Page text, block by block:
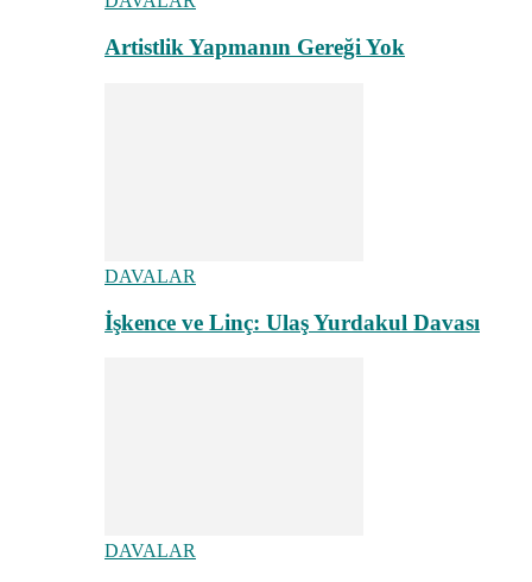
Artistlik Yapmanın Gereği Yok
DAVALAR
İşkence ve Linç: Ulaş Yurdakul Davası
DAVALAR